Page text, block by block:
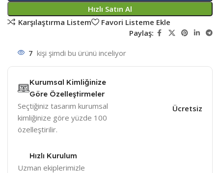
Hızlı Satın Al
Karşılaştırma Listem
Favori Listeme Ekle
Paylaş:
7 kişi şimdi bu ürünü inceliyor
Kurumsal Kimliğinize
Göre Özelleştirmeler
Seçtiğiniz tasarım kurumsal
kimliğinize göre yüzde 100
özelleştirilir.
Ücretsiz
Hızlı Kurulum
Uzman ekiplerimizle